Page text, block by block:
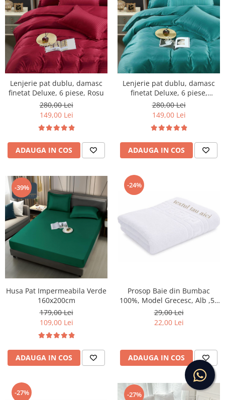
Lenjerie pat dublu, damasc
finetat Deluxe, 6 piese, Rosu
280,00 Lei
149,00 Lei
ADAUGA IN COS
Lenjerie pat dublu, damasc
finetat Deluxe, 6 piese,
Turcoaz
280,00 Lei
149,00 Lei
ADAUGA IN COS
-39%
Husa Pat Impermeabila Verde
160x200cm
179,00 Lei
109,00 Lei
ADAUGA IN COS
-24%
Prosop Baie din Bumbac
100%, Model Grecesc, Alb ,50
x 90 cm, Broderie
Personalizata
29,00 Lei
22,00 Lei
ADAUGA IN COS
-27% -27%